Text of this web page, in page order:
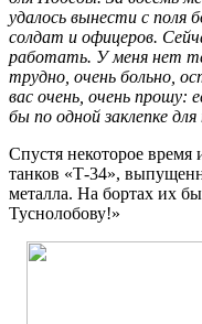
удалось вынести с поля
солдат и офицеров.
работать. У меня нет
трудно, очень больно,
вас очень, очень прошу:
бы по одной заклепке
Спустя некоторое время
танков «Т-34»,
металла. На бортах их
Туснолобову!»